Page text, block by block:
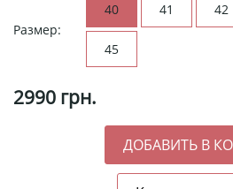
Размер:
40 41 42
45
2990 грн.